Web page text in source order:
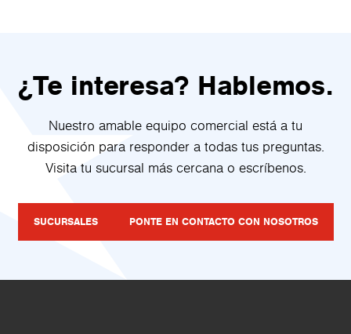
¿Te interesa? Hablemos.
Nuestro amable equipo comercial está a tu
disposición para responder a todas tus preguntas.
Visita tu sucursal más cercana o escríbenos.
SUCURSALES PONTE EN CONTACTO CON NOSOTROS